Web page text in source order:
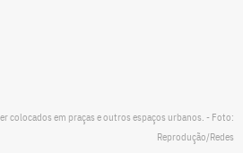
colocados em praças e outros espaços urbanos. - Foto:
Reprodução/Redes